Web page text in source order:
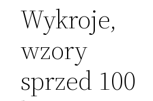
Wykroje,
wzory
sprzed 100